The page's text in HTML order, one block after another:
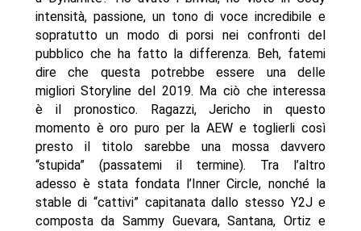
intensità, passione, un tono di voce incredibile e
sopratutto un modo di porsi nei confronti del
pubblico che ha fatto la differenza. Beh, fatemi
dire che questa potrebbe essere una delle
migliori Storyline del 2019. Ma ciò che interessa
è il pronostico. Ragazzi, Jericho in questo
momento è oro puro per la AEW e toglierli così
presto il titolo sarebbe una mossa davvero
“stupida” (passatemi il termine). Tra l’altro
adesso è stata fondata l’Inner Circle, nonché la
stable di “cattivi” capitanata dallo stesso Y2J e
composta da Sammy Guevara, Santana, Ortiz e